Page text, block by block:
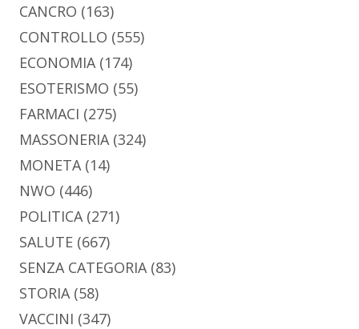
CANCRO (163)
CONTROLLO (555)
ECONOMIA (174)
ESOTERISMO (55)
FARMACI (275)
MASSONERIA (324)
MONETA (14)
NWO (446)
POLITICA (271)
SALUTE (667)
SENZA CATEGORIA (83)
STORIA (58)
VACCINI (347)